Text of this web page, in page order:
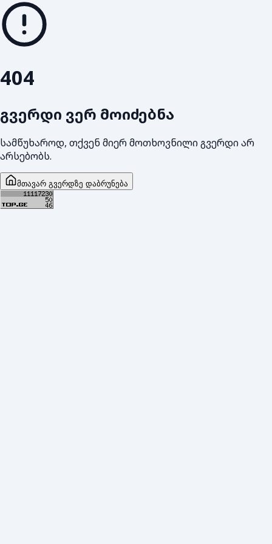
404
გვერდი ვერ მოიძებნა
სამწუხაროდ, თქვენ მიერ მოთხოვნილი გვერდი არ
არსებობს.
მთავარ გვერდზე დაბრუნება